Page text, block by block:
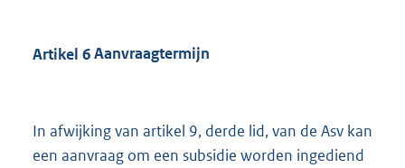
Artikel 6Aanvraagtermijn
In afwijking van artikel 9, derde lid, van de Asv kan
een aanvraag om een subsidie worden ingediend